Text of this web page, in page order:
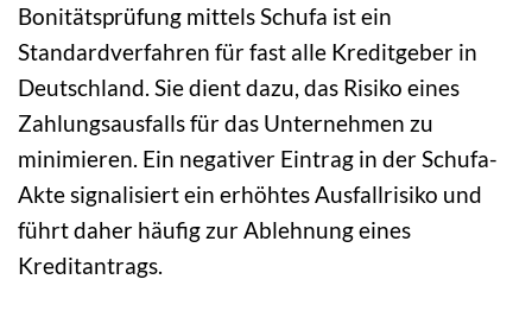
Bonitätsprüfung mittels Schufa ist ein
Standardverfahren für fast alle Kreditgeber in
Deutschland. Sie dient dazu, das Risiko eines
Zahlungsausfalls für das Unternehmen zu
minimieren. Ein negativer Eintrag in der Schufa-
Akte signalisiert ein erhöhtes Ausfallrisiko und
führt daher häufig zur Ablehnung eines
Kreditantrags.